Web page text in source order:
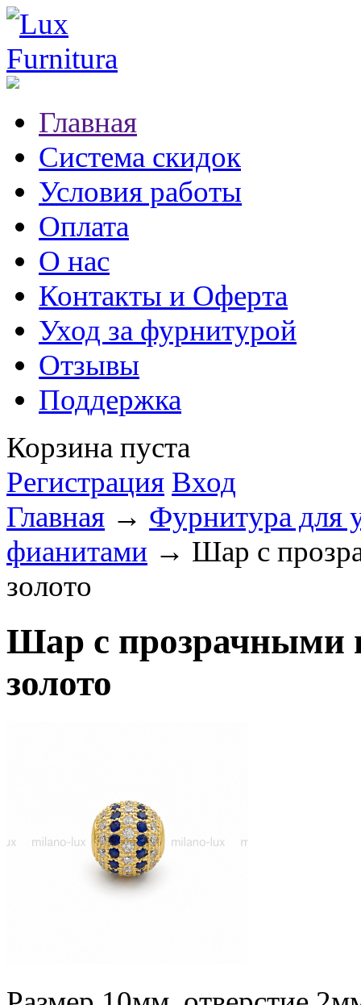
Главная
Система скидок
Условия работы
Оплата
О нас
Контакты и Оферта
Уход за фурнитурой
Отзывы
Поддержка
Корзина пуста
Регистрация Вход
Главная → Фурнитура для
фианитами → Шар с
золото
Шар с прозрачными
золото